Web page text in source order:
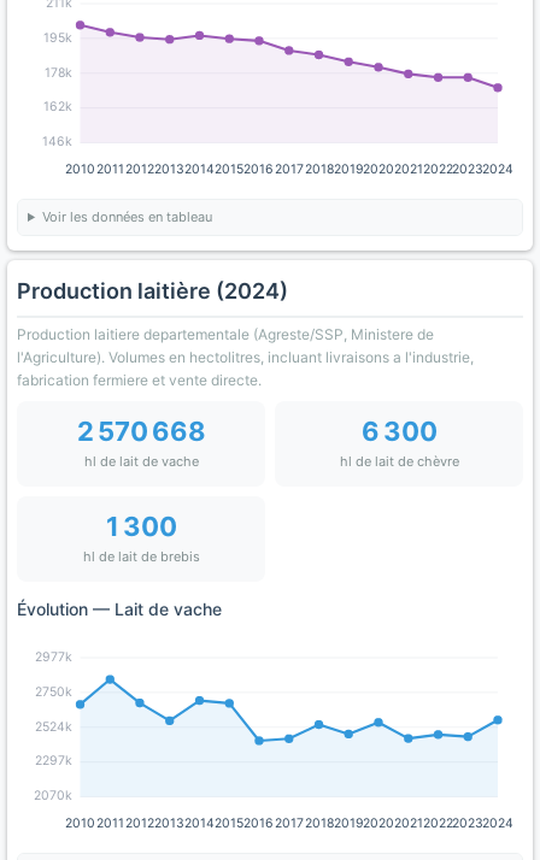
146k
162k
178k
195k
201020112012201320142015201620172018201920202021202220232024
Voir les données en tableau
Production laitière (2024)
Production laitiere departementale (Agreste/SSP, Ministere de
l'Agriculture). Volumes en hectolitres, incluant livraisons a l'industrie,
fabrication fermiere et vente directe.
2 570 668
hl de lait de vache
6 300
hl de lait de chèvre
1 300
hl de lait de brebis
Évolution — Lait de vache
2070k
2297k
2524k
2750k
2977k
201020112012201320142015201620172018201920202021202220232024